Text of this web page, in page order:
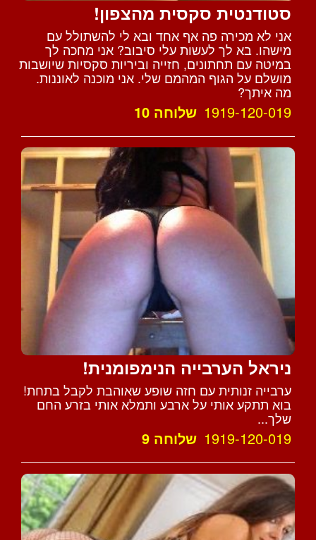
סטודנטית סקסית מהצפון!
אני לא מכירה פה אף אחד ובא לי להשתולל עם
מישהו. בא לך לעשות עלי סיבוב? אני מחכה לך
במיטה עם תחתונים, חזייה וביריות סקסיות שיושבות
מושלם על הגוף המהמם שלי. אני מוכנה לאוננות.
מה איתך?
1919-120-019 שלוחה 10
ניראל הערבייה הנימפומנית!
ערבייה זנותית עם חזה שופע שאוהבת לקבל בתחת!
בוא תתקע אותי על ארבע ותמלא אותי בזרע החם
שלך...
1919-120-019 שלוחה 9